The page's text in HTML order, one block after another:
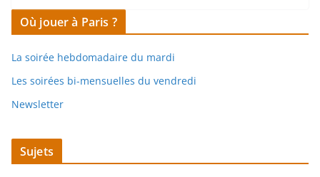
Où jouer à Paris ?
La soirée hebdomadaire du mardi
Les soirées bi-mensuelles du vendredi
Newsletter
Sujets